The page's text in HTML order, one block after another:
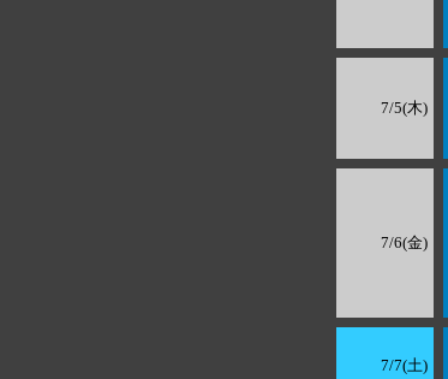
7/5(木)
7/6(金)
7/7(土)